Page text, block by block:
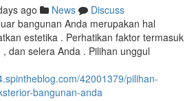
ago News
Discuss
bangunan Anda merupakan hal
estetika . Perhatikan faktor termasuk
dan selera Anda . Pilihan unggul
42001379/pilihan-
bangunan-anda